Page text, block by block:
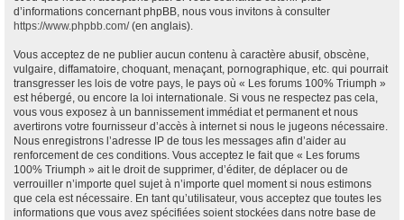
d’informations concernant phpBB, nous vous invitons à consulter
https://www.phpbb.com/(en anglais).
Vous acceptez de ne publier aucun contenu à caractère abusif, obscène,
vulgaire, diffamatoire, choquant, menaçant, pornographique, etc. qui pourrait
transgresser les lois de votre pays, le pays où « Les forums 100% Triumph »
est hébergé, ou encore la loi internationale. Si vous ne respectez pas cela,
vous vous exposez à un bannissement immédiat et permanent et nous
avertirons votre fournisseur d’accès à internet si nous le jugeons nécessaire.
Nous enregistrons l’adresse IP de tous les messages afin d’aider au
renforcement de ces conditions. Vous acceptez le fait que « Les forums
100% Triumph » ait le droit de supprimer, d’éditer, de déplacer ou de
verrouiller n’importe quel sujet à n’importe quel moment si nous estimons
que cela est nécessaire. En tant qu’utilisateur, vous acceptez que toutes les
informations que vous avez spécifiées soient stockées dans notre base de